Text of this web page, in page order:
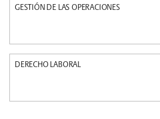
GESTIÓN DE LAS OPERACIONES
DERECHO LABORAL